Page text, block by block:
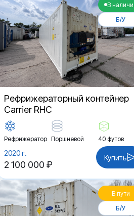
В
Б/У
Рефрижераторный контейнер
Carrier RHC
Рефрижератор Поршневой 40 футов
2020 г.
2 100 000 ₽
Купить
В пути
Б/У